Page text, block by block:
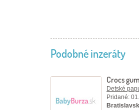
Podobné inzeráty
Crocs
Detské
Pridané: